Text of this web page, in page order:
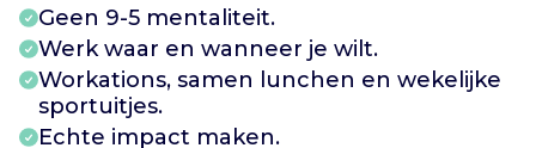
Geen 9-5 mentaliteit.
Werk waar en wanneer je wilt.
Workations, samen lunchen en wekelijke
sportuitjes.
Echte impact maken.